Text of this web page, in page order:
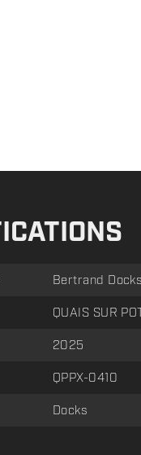
Bertrand Docks
QUAIS SUR
2025
QPPX-0410
Docks